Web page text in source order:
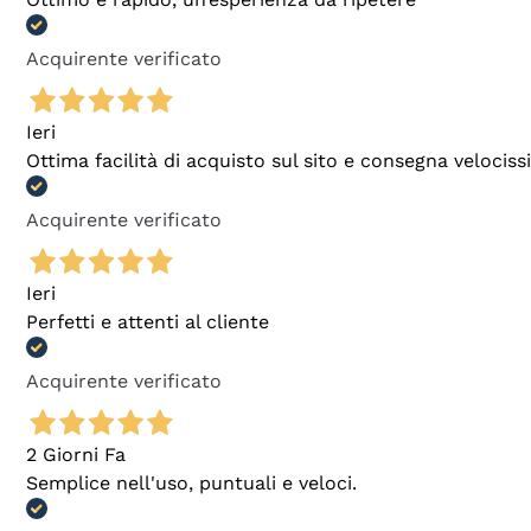
Acquirente verificato
Ieri
Ottima facilità di acquisto sul sito e consegna
Acquirente verificato
Ieri
Perfetti e attenti al cliente
Acquirente verificato
2 Giorni Fa
Semplice nell'uso, puntuali e veloci.